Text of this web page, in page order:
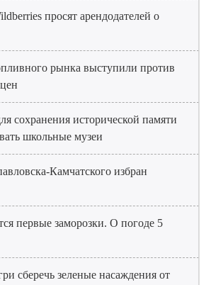
просят арендодателей о
рынка выступили против
сохранения исторической памяти
школьные музеи
Камчатского избран
первые заморозки. О погоде 5
сберечь зеленые насаждения от